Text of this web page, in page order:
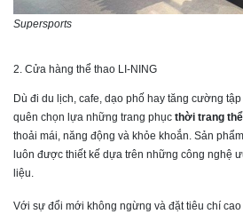
Supersports
2. Cửa hàng thể thao LI-NING
Dù đi du lịch, cafe, dạo phố hay tăng cường
quên chọn lựa những trang phục thời trang
thoải mái, năng động và khỏe khoắn. Sản
luôn được thiết kế dựa trên những công nghệ
liệu.
Với sự đổi mới không ngừng và đặt tiêu chí